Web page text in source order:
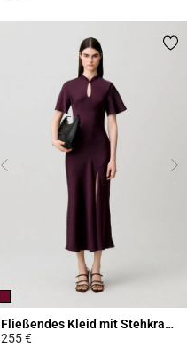
Fließendes Kleid mit Stehkragen
255 €